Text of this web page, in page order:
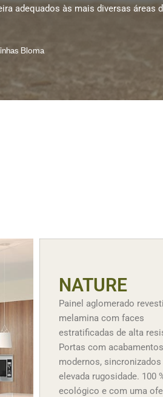
adequados às mais diversas áreas
Bloma
NATURE
Painel aglomerado
melamina com faces
estratificadas de alta
Portas com acabamentos
modernos, sincronizados
elevada rugosidade. 100
ecológico e com uma